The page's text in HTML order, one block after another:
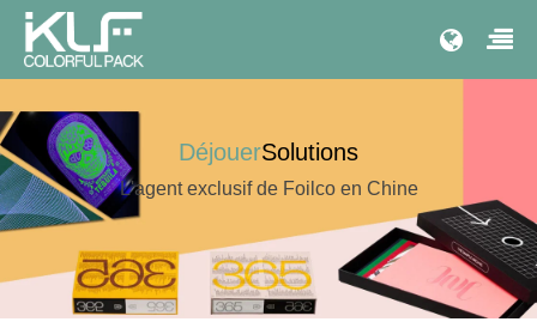
DéjouerSolutions
L'agent exclusif de Foilco en Chine